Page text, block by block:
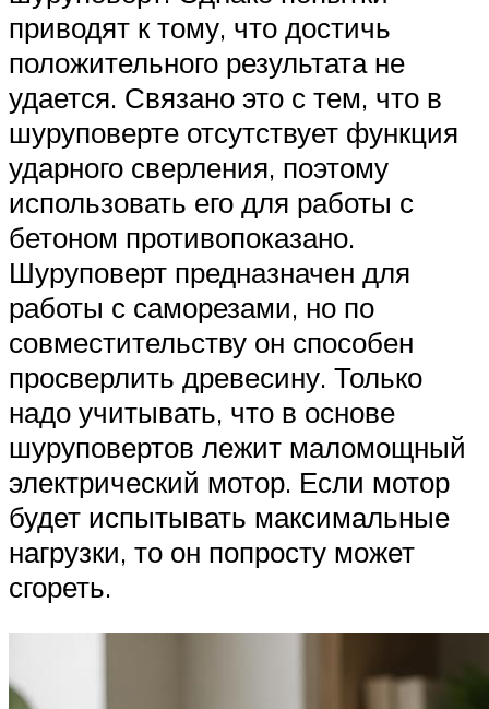
приводят к тому, что достичь
положительного результата не
удается. Связано это с тем, что в
шуруповерте отсутствует функция
ударного сверления, поэтому
использовать его для работы с
бетоном противопоказано.
Шуруповерт предназначен для
работы с саморезами, но по
совместительству он способен
просверлить древесину. Только
надо учитывать, что в основе
шуруповертов лежит маломощный
электрический мотор. Если мотор
будет испытывать максимальные
нагрузки, то он попросту может
сгореть.